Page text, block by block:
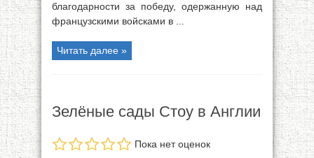
благодарности за победу, одержанную над
французскими войсками в ...
Читать далее »
Зелёные сады Стоу в Англии
Пока нет оценок